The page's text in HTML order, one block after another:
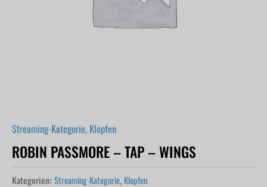
Streaming-Kategorie, Klopfen
ROBIN PASSMORE – TAP – WINGS
Kategorien: Streaming-Kategorie, Klopfen